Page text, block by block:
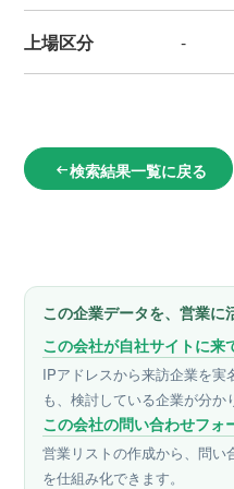
上場区分 -
arrow_left_alt検索結果一覧に戻る
この企業データを、営業に
この会社が自社サイトに来
IPアドレスから来訪企業を実
も、検討している企業が分か
この会社の問い合わせフォ
営業リストの作成から、問
を仕組み化できます。